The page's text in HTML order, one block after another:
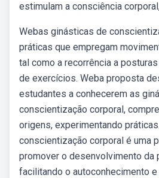
estimulam a consciência
Webas ginásticas de
práticas que empregam
tal como a recorrência a
de exercícios. Weba proposta
estudantes a conhecerem as
conscientização corporal,
origens, experimentando
conscientização corporal é uma
promover o desenvolvimento da
facilitando o autoconhecimento